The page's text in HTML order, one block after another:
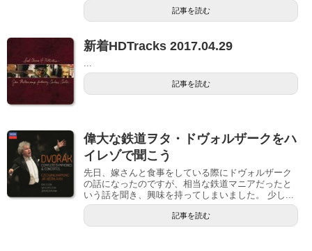
記事を読む
新着HDTracks 2017.04.29
記事を読む
偉大な鉄道ヲタ・ドヴォルザークをハ
イレゾで聞こう
先日、嫁さんと食事をしている際にドヴォルザーク
の話になったのですが、相当な鉄道マニアだったと
いう話を聞き、興味を持ってしまいました。 少し...
記事を読む